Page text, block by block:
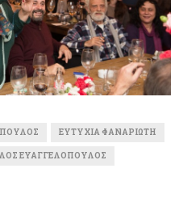
ΕΥΤΥΧΊΑ ΦΑΝΑΡΙΏΤΗ
ΕΥΑΓΓΕΛΌΠΟΥΛΟΣ